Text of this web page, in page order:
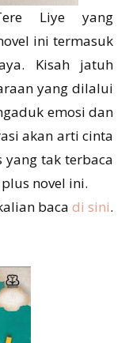
Liye yang
ini termasuk
Kisah jatuh
yang dilalui
emosi dan
akan arti cinta
yang tak terbaca
novel ini.
baca di sini.